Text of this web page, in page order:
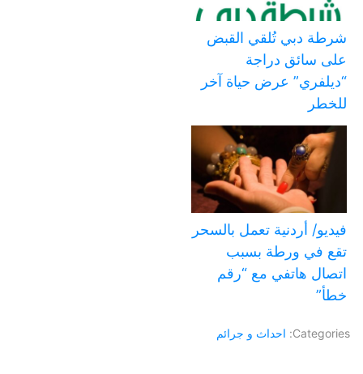
شرطة دبي تُلقي القبض
على سائق دراجة
“ديلفري” عرض حياة آخر
للخطر
فيديو/ أردنية تعمل بالسحر
تقع في ورطة بسبب
اتصال هاتفي مع “رقم
خطأ”
Categories: احداث و جرائم